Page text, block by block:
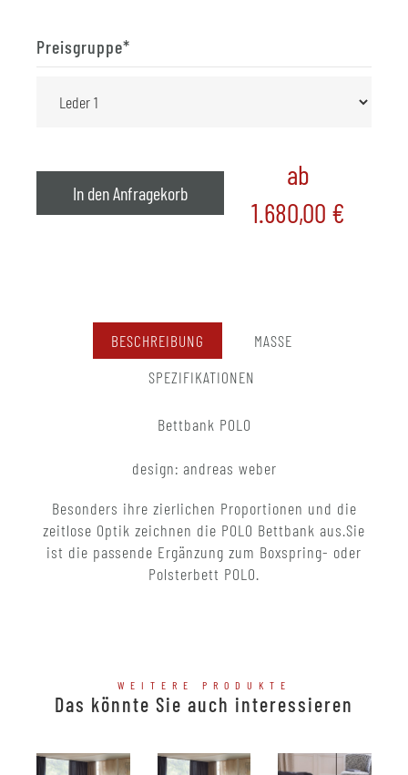
Preisgruppe*
In den Anfragekorb
ab
1.680,00 €
BESCHREIBUNG
MASSE
SPEZIFIKATIONEN
Bettbank POLO
design: andreas weber
Besonders ihre zierlichen Proportionen und die
zeitlose Optik zeichnen die POLO Bettbank aus.Sie
ist die passende Ergänzung zum Boxspring- oder
Polsterbett POLO.
WEITERE PRODUKTE
Das könnte Sie auch interessieren